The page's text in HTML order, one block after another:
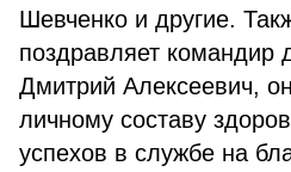
Шевченко и другие.
поздравляет командир
Дмитрий Алексеевич,
личному составу
успехов в службе на